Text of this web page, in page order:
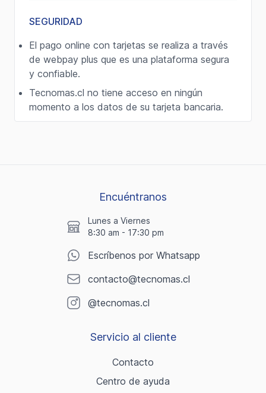
SEGURIDAD
El pago online con tarjetas se realiza a través
de webpay plus que es una plataforma segura
y confiable.
Tecnomas.cl no tiene acceso en ningún
momento a los datos de su tarjeta bancaria.
Encuéntranos
Lunes a Viernes
8:30 am - 17:30 pm
Escríbenos por Whatsapp
contacto@tecnomas.cl
@tecnomas.cl
Servicio al cliente
Contacto
Centro de ayuda